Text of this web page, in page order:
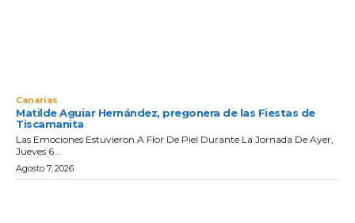
Canarias
Matilde Aguiar Hernández, pregonera de las Fiestas de
Tiscamanita
Las Emociones Estuvieron A Flor De Piel Durante La Jornada De Ayer,
Jueves 6...
Agosto 7, 2026